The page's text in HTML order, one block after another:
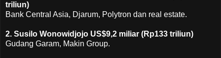
triliun)
Bank Central Asia, Djarum, Polytron dan real estate.
2. Susilo Wonowidjojo US$9,2 miliar (Rp133 triliun)
Gudang Garam, Makin Group.